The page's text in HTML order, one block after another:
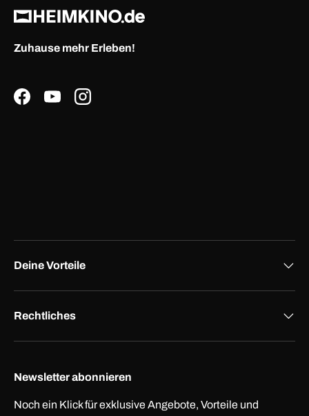
Zuhause mehr Erleben!
FacebookYouTubeInstagram
Deine Vorteile
Rechtliches
Newsletter abonnieren
Noch ein Klick für exklusive Angebote, Vorteile und